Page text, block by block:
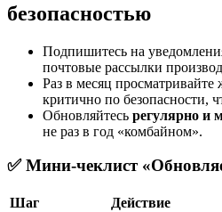
безопасностью
Подпишитесь на
почтовые рассылки
Раз в месяц просматривайте
критично по безопасности,
Обновляйтесь регулярно и
не раз в год «комбайном».
✅ Мини-чеклист
Шаг Действие